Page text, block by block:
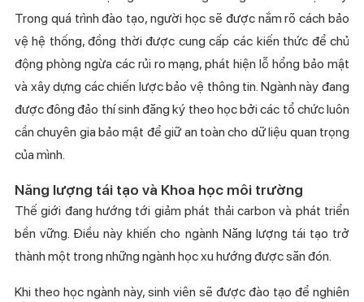
Trong quá trình đào tạo, người học sẽ được nắm rõ cách bảo
vệ hệ thống, đồng thời được cung cấp các kiến thức để chủ
động phòng ngừa các rủi ro mạng, phát hiện lỗ hổng bảo mật
và xây dựng các chiến lược bảo vệ thông tin. Ngành này đang
được đông đảo thí sinh đăng ký theo học bởi các tổ chức luôn
cần chuyên gia bảo mật để giữ an toàn cho dữ liệu quan trọng
của mình.
Năng lượng tái tạo và Khoa học môi trường
Thế giới đang hướng tới giảm phát thải carbon và phát triển
bền vững. Điều này khiến cho ngành Năng lượng tái tạo trở
thành một trong những ngành học xu hướng được săn đón.
Khi theo học ngành này, sinh viên sẽ được đào tạo để nghiên